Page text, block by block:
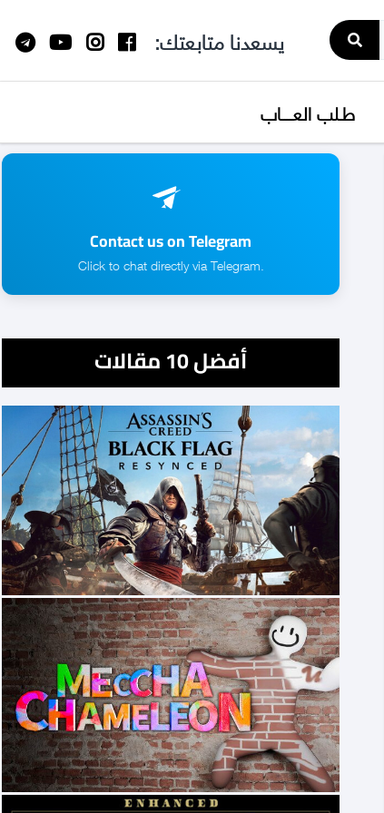
يسعدنا متابعتك:
طـلب العــــاب
Contact us on Telegram
.Click to chat directly via Telegram
أفضل 10 مقالات